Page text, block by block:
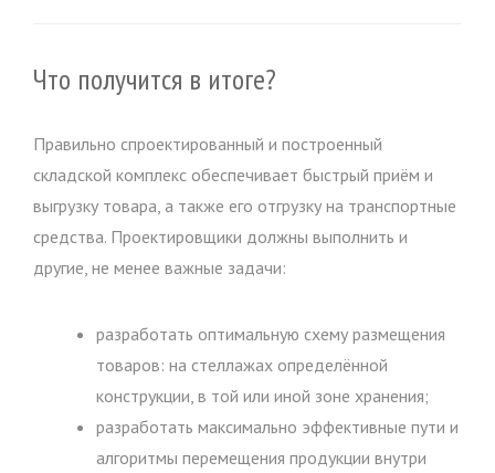
Что получится в итоге?
Правильно спроектированный и построенный
складской комплекс обеспечивает быстрый приём и
выгрузку товара, а также его отгрузку на транспортные
средства. Проектировщики должны выполнить и
другие, не менее важные задачи:
разработать оптимальную схему размещения
товаров: на стеллажах определённой
конструкции, в той или иной зоне хранения;
разработать максимально эффективные пути и
алгоритмы перемещения продукции внутри